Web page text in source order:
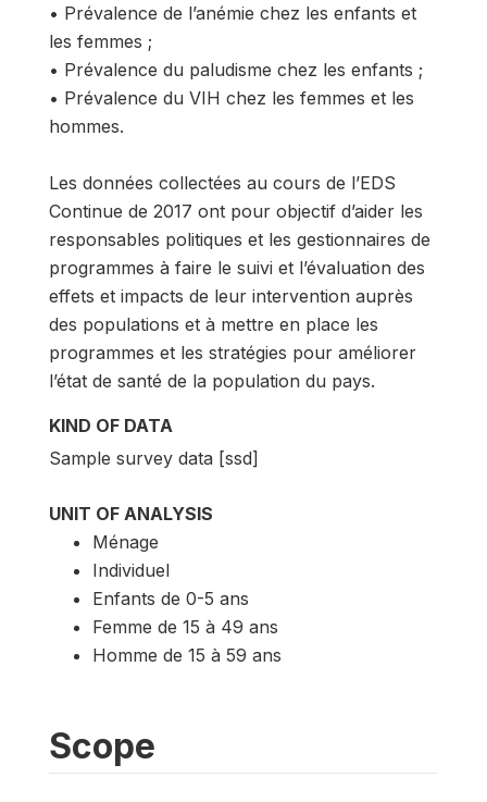
• Prévalence de l’anémie chez les enfants et
les femmes ;
• Prévalence du paludisme chez les enfants ;
• Prévalence du VIH chez les femmes et les
hommes.
Les données collectées au cours de l’EDS
Continue de 2017 ont pour objectif d’aider les
responsables politiques et les gestionnaires de
programmes à faire le suivi et l’évaluation des
effets et impacts de leur intervention auprès
des populations et à mettre en place les
programmes et les stratégies pour améliorer
l’état de santé de la population du pays.
KIND OF DATA
Sample survey data [ssd]
UNIT OF ANALYSIS
Ménage
Individuel
Enfants de 0-5 ans
Femme de 15 à 49 ans
Homme de 15 à 59 ans
Scope